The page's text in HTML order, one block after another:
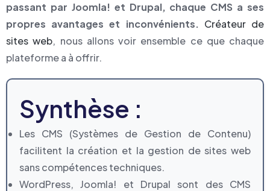
passant par Joomla! et Drupal, chaque CMS a ses
propres avantages et inconvénients. Créateur de
sites web, nous allons voir ensemble ce que chaque
plateforme a à offrir.
Synthèse :
Les CMS (Systèmes de Gestion de Contenu)
facilitent la création et la gestion de sites web
sans compétences techniques.
WordPress, Joomla! et Drupal sont des CMS